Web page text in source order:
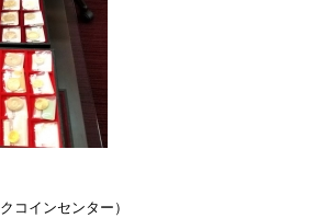
コインセンター）